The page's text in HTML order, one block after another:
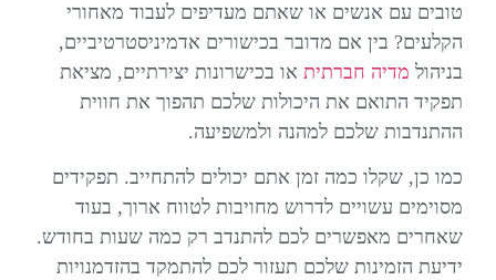
טובים עם אנשים או שאתם מעדיפים לעבוד מאחורי
הקלעים? בין אם מדובר בכישורים אדמיניסטרטיביים,
בניהול מדיה חברתית או בכישרונות יצירתיים, מציאת
תפקיד התואם את היכולות שלכם תהפוך את חווית
ההתנדבות שלכם למהנה ולמשפיעה.
כמו כן, שקלו כמה זמן אתם יכולים להתחייב. תפקידים
מסוימים עשויים לדרוש מחויבות לטווח ארוך, בעוד
שאחרים מאפשרים לכם להתנדב רק כמה שעות בחודש.
ידיעת הזמינות שלכם תעזור לכם להתמקד בהזדמנויות